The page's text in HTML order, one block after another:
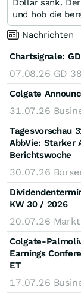
Dollar sank.
und hob die
Nachrichten
Chartsignale:
07.08.26 GD
Colgate
31.07.26
Tagesvorschau
AbbVie: Starker
Berichtswoche
30.07.26
KW 30 / 2026
20.07.26
Colgate-
Earnings
ET
17.07.26